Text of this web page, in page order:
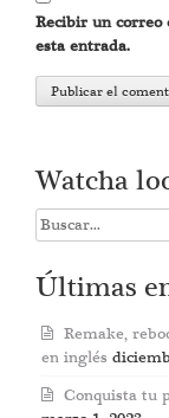
Recibir un correo
esta entrada.
Watcha
Search
for:
Últimas
Remake,
en inglés
Conquista tu